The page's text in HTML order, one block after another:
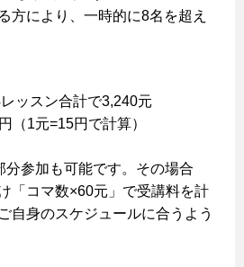
方により、一時的に8名を超え
ッスン合計で3,240元
1元=15円で計算）
分参加も可能です。その場合
「コマ数×60元」で受講料を計
自身のスケジュールに合うよう